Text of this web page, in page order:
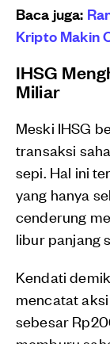
Baca juga:
Kripto Makin
IHSG
Miliar
Meski IHSG
transaksi
sepi. Hal ini
yang hanya
cenderung
libur panjang
Kendati
mencatat
sebesar